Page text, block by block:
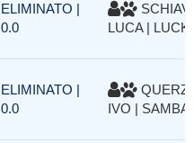
ELIMINATO |
0.0
SCHIAVI
LUCA |
ELIMINATO |
0.0
IVO | SAMBA